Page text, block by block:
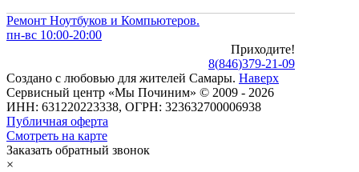
Ремонт Ноутбуков и Компьютеров.
пн-вс 10:00-20:00
Приходите!
8(846)379-21-09
Создано с любовью для жителей Самары. Наверх
Сервисный центр «Мы Починим» © 2009 - 2026
ИНН: 631220223338, ОГРН: 323632700006938
Публичная оферта
Смотреть на карте
Заказать обратный звонок
×